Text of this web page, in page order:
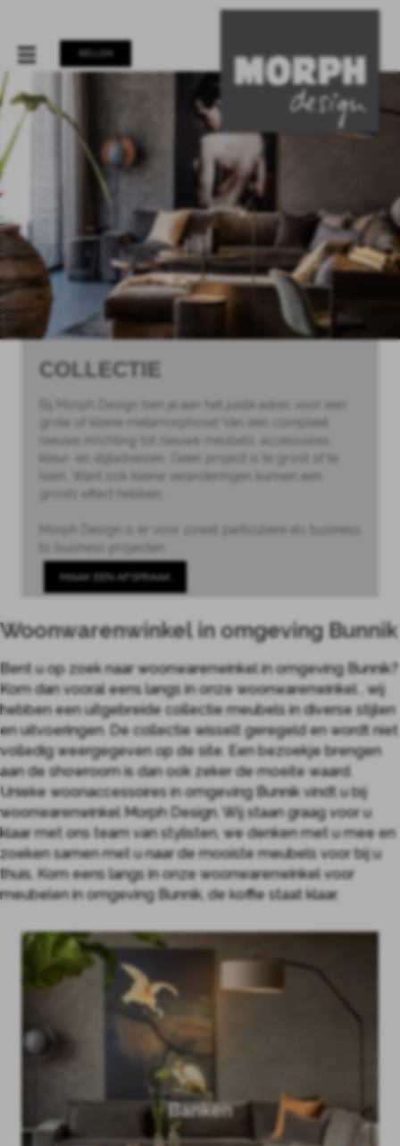
BELLEN
COLLECTIE
Bij Morph Design ben je aan het juiste adres voor een
grote of kleine metamorphose! Van een compleet
nieuwe inrichting tot nieuwe meubels, accessoires,
kleur- en stijladviezen. Geen project is te groot of te
klein. Want ook kleine veranderingen kunnen een
groots effect hebben.
Morph Design is er voor zowel particuliere als business
to business projecten.
MAAK EEN AFSPRAAK
Woonwarenwinkel in omgeving Bunnik
Bent u op zoek naar woonwarenwinkel in omgeving Bunnik?
Kom dan vooral eens langs in onze woonwarenwinkel , wij
hebben een uitgebreide collectie meubels in diverse stijlen
en uitvoeringen. De collectie wisselt geregeld en wordt niet
volledig weergegeven op de site. Een bezoekje brengen
aan de showroom is dan ook zeker de moeite waard.
Unieke woonaccessoires in omgeving Bunnik vindt u bij
woonwarenwinkel Morph Design. Wij staan graag voor u
klaar met ons team van stylisten, we denken met u mee en
zoeken samen met u naar de mooiste meubels voor bij u
thuis. Kom eens langs in onze woonwarenwinkel voor
meubelen in omgeving Bunnik, de koffie staat klaar.
Banken